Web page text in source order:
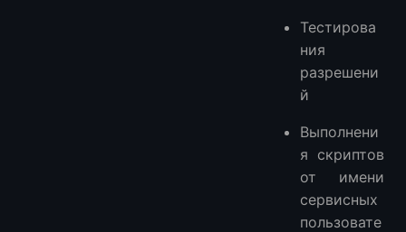
Тестирова
ния
разрешени
й
Выполнени
я скриптов
от имени
сервисных
пользовате